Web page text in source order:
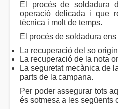
El procés de soldadura
operació delicada i que
tècnica i molt de temps.
El procés de soldadura
La recuperació del so
La recuperació de la nota
La seguretat mecànica de
parts de la campana.
Per poder assegurar tots
és sotmesa a les següents